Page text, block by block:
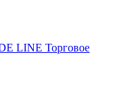
Торговое